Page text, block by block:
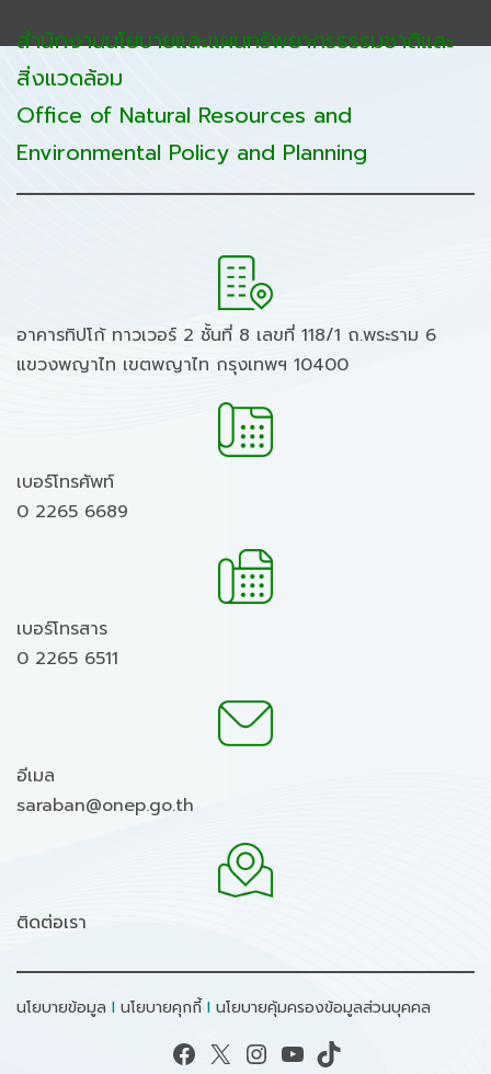
สำนักงานนโยบายและแผนทรัพยากรธรรมชาติและ
สิ่งแวดล้อม
Office of Natural Resources and
Environmental Policy and Planning
อาคารทิปโก้ ทาวเวอร์ 2 ชั้นที่ 8 เลขที่ 118/1 ถ.พระราม 6
แขวงพญาไท เขตพญาไท กรุงเทพฯ 10400
เบอร์โทรศัพท์
0 2265 6689
เบอร์โทรสาร
0 2265 6511
อีเมล
saraban@onep.go.th
ติดต่อเรา
นโยบายข้อมูล I นโยบายคุกกี้ I นโยบายคุ้มครองข้อมูลส่วนบุคคล
Facebook X Instagram YouTube TikTok